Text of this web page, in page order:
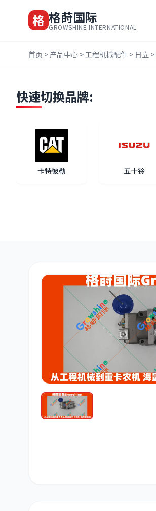
格 格莳国际
GROWSHINE INTERNATIONAL
首页 > 产品中心 >工程机械配件 > 日立 >
快速切换品牌:
卡特彼勒 五十铃
柳工
大宇